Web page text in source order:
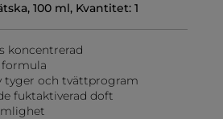
100 ml, Kvantitet: 1
koncentrerad
tyger och tvättprogram
fuktaktiverad doft